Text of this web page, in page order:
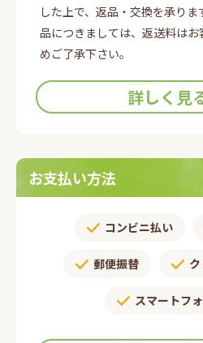
した上で、返品・交換を承り
品につきましては、返送料は
めご了承下さい。
詳しく見
お支払い方法
コンビニ払い
郵便振替​
スマートフ